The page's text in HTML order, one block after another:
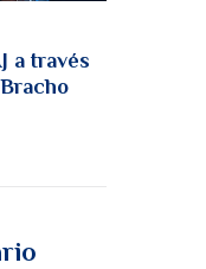
a través